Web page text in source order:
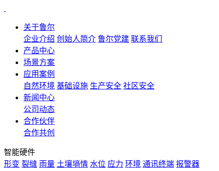
关于鲁尔
企业介绍 创始人简介 鲁尔党建 联系我们
产品中心
场景方案
应用案例
自然环境 基础设施 生产安全 社区安全
新闻中心
公司动态
合作伙伴
合作共创
智能硬件
形变 裂缝 雨量 土壤墒情 水位 应力 环境 通讯终端 报警器